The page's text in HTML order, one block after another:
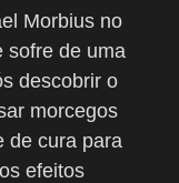
Morbius no
sofre de uma
descobrir o
morcegos
de cura para
efeitos